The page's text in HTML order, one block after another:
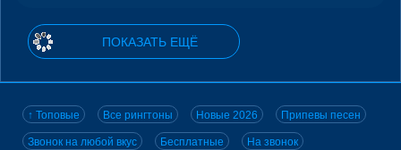
ПОКАЗАТЬ ЕЩЁ
↑ Топовые Все рингтоны Новые 2026 Припевы песен
Звонок на любой вкус Бесплатные На звонок